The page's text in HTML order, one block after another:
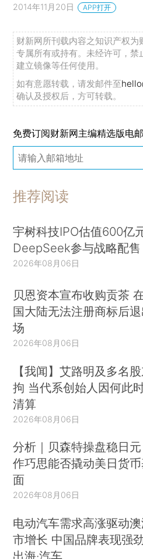
2014年11月20日 APP打开
财新网所刊载内容之知识产权为
专属所有或持有。未经许可，禁
建立镜像等任何使用。
如有意愿转载，请发邮件至
确认及授权后，方可转载。
免费订阅财新网主编精选版电邮
推荐阅读
宇树科技IPO估值600亿
DeepSeek参与战略配售
2026年08月06日
贝恩资本宣布收购贡茶
国大陆无法注册商标后
场
2026年08月06日
【我闻】艾路明及多名
拘 当代系创始人因何此
清算
2026年08月06日
分析｜贝森特操盘稳日
作巧思能否撬动美日货
面
2026年08月06日
电动汽车需求高涨驱动
市增长 中国品牌表现强劲
出海·汽车